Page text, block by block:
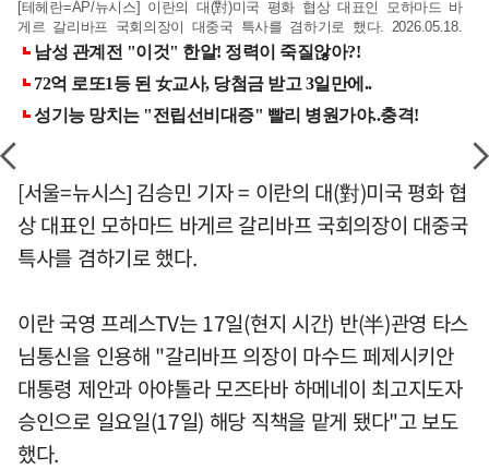
[테헤란=AP/뉴시스] 이란의 대(對)미국 평화 협상 대표인 모하마드 바
게르 갈리바프 국회의장이 대중국 특사를 겸하기로 했다. 2026.05.18.
[서울=뉴시스] 김승민 기자 = 이란의 대(對)미국 평화 협
상 대표인 모하마드 바게르 갈리바프 국회의장이 대중국
특사를 겸하기로 했다.
이란 국영 프레스TV는 17일(현지 시간) 반(半)관영 타스
님통신을 인용해 "갈리바프 의장이 마수드 페제시키안
대통령 제안과 아야톨라 모즈타바 하메네이 최고지도자
승인으로 일요일(17일) 해당 직책을 맡게 됐다"고 보도
했다.